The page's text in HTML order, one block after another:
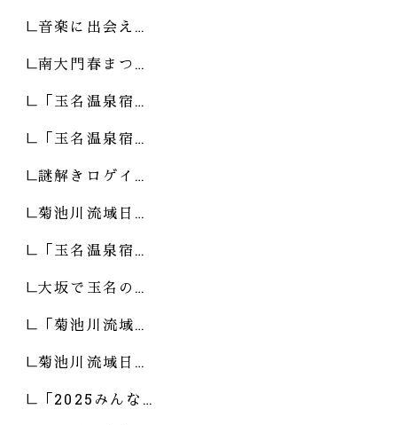
音楽に出会え…
南大門春まつ…
「玉名温泉宿…
「玉名温泉宿…
謎解きロゲイ…
菊池川流域日…
「玉名温泉宿…
大坂で玉名の…
「菊池川流域…
菊池川流域日…
「2025みんな…